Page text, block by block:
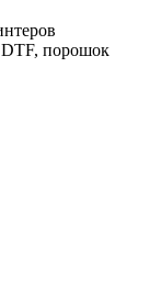
порошок